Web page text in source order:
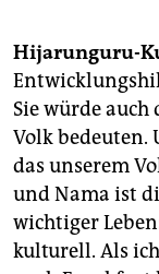
Hijarunguru-
Sie würde auch
Volk bedeuten.
das unserem
und Nama ist
wichtiger
kulturell. Als